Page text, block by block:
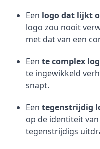
Een logo dat lijkt
logo zou nooit
met dat van een
Een te complex
te ingewikkeld
snapt.
Een tegenstrijdig
op de identiteit
tegenstrijdigs